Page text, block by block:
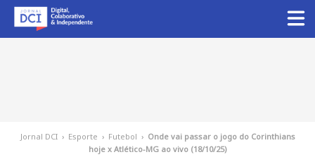
Jornal DCI › Esporte › Futebol › Onde vai passar o jogo do Corinthians
hoje x Atlético-MG ao vivo (18/10/25)